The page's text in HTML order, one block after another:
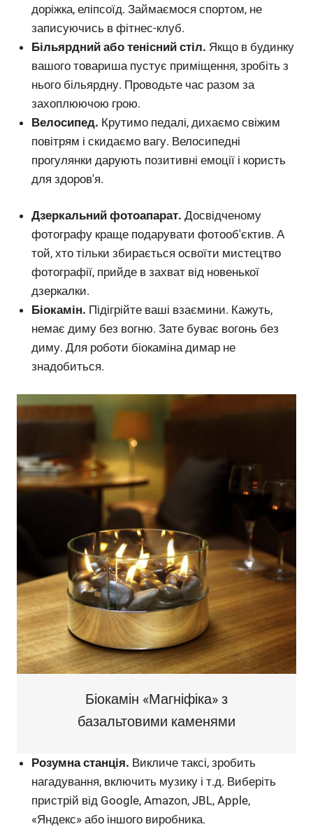
доріжка, еліпсоїд. Займаємося спортом, не
записуючись в фітнес-клуб.
Більярдний або тенісний стіл. Якщо в будинку
вашого товариша пустує приміщення, зробіть з
нього більярдну. Проводьте час разом за
захоплюючою грою.
Велосипед. Крутимо педалі, дихаємо свіжим
повітрям і скидаємо вагу. Велосипедні
прогулянки дарують позитивні емоції і користь
для здоров'я.
Дзеркальний фотоапарат. Досвідченому
фотографу краще подарувати фотооб'єктив. А
той, хто тільки збирається освоїти мистецтво
фотографії, прийде в захват від новенької
дзеркалки.
Біокамін. Підігрійте ваші взаємини. Кажуть,
немає диму без вогню. Зате буває вогонь без
диму. Для роботи біокаміна димар не
знадобиться.
Біокамін «Магніфіка» з
базальтовими каменями
Розумна станція. Викличе таксі, зробить
нагадування, включить музику і т.д. Виберіть
пристрій від Google, Amazon, JBL, Apple,
«Яндекс» або іншого виробника.